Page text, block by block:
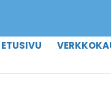
ETUSIVU